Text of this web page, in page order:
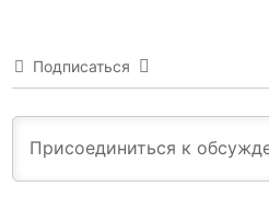
Подписаться